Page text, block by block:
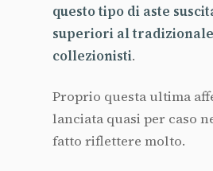
questo tipo di aste
superiori al
collezionisti.
Proprio questa ultima
lanciata quasi per caso
fatto riflettere molto.